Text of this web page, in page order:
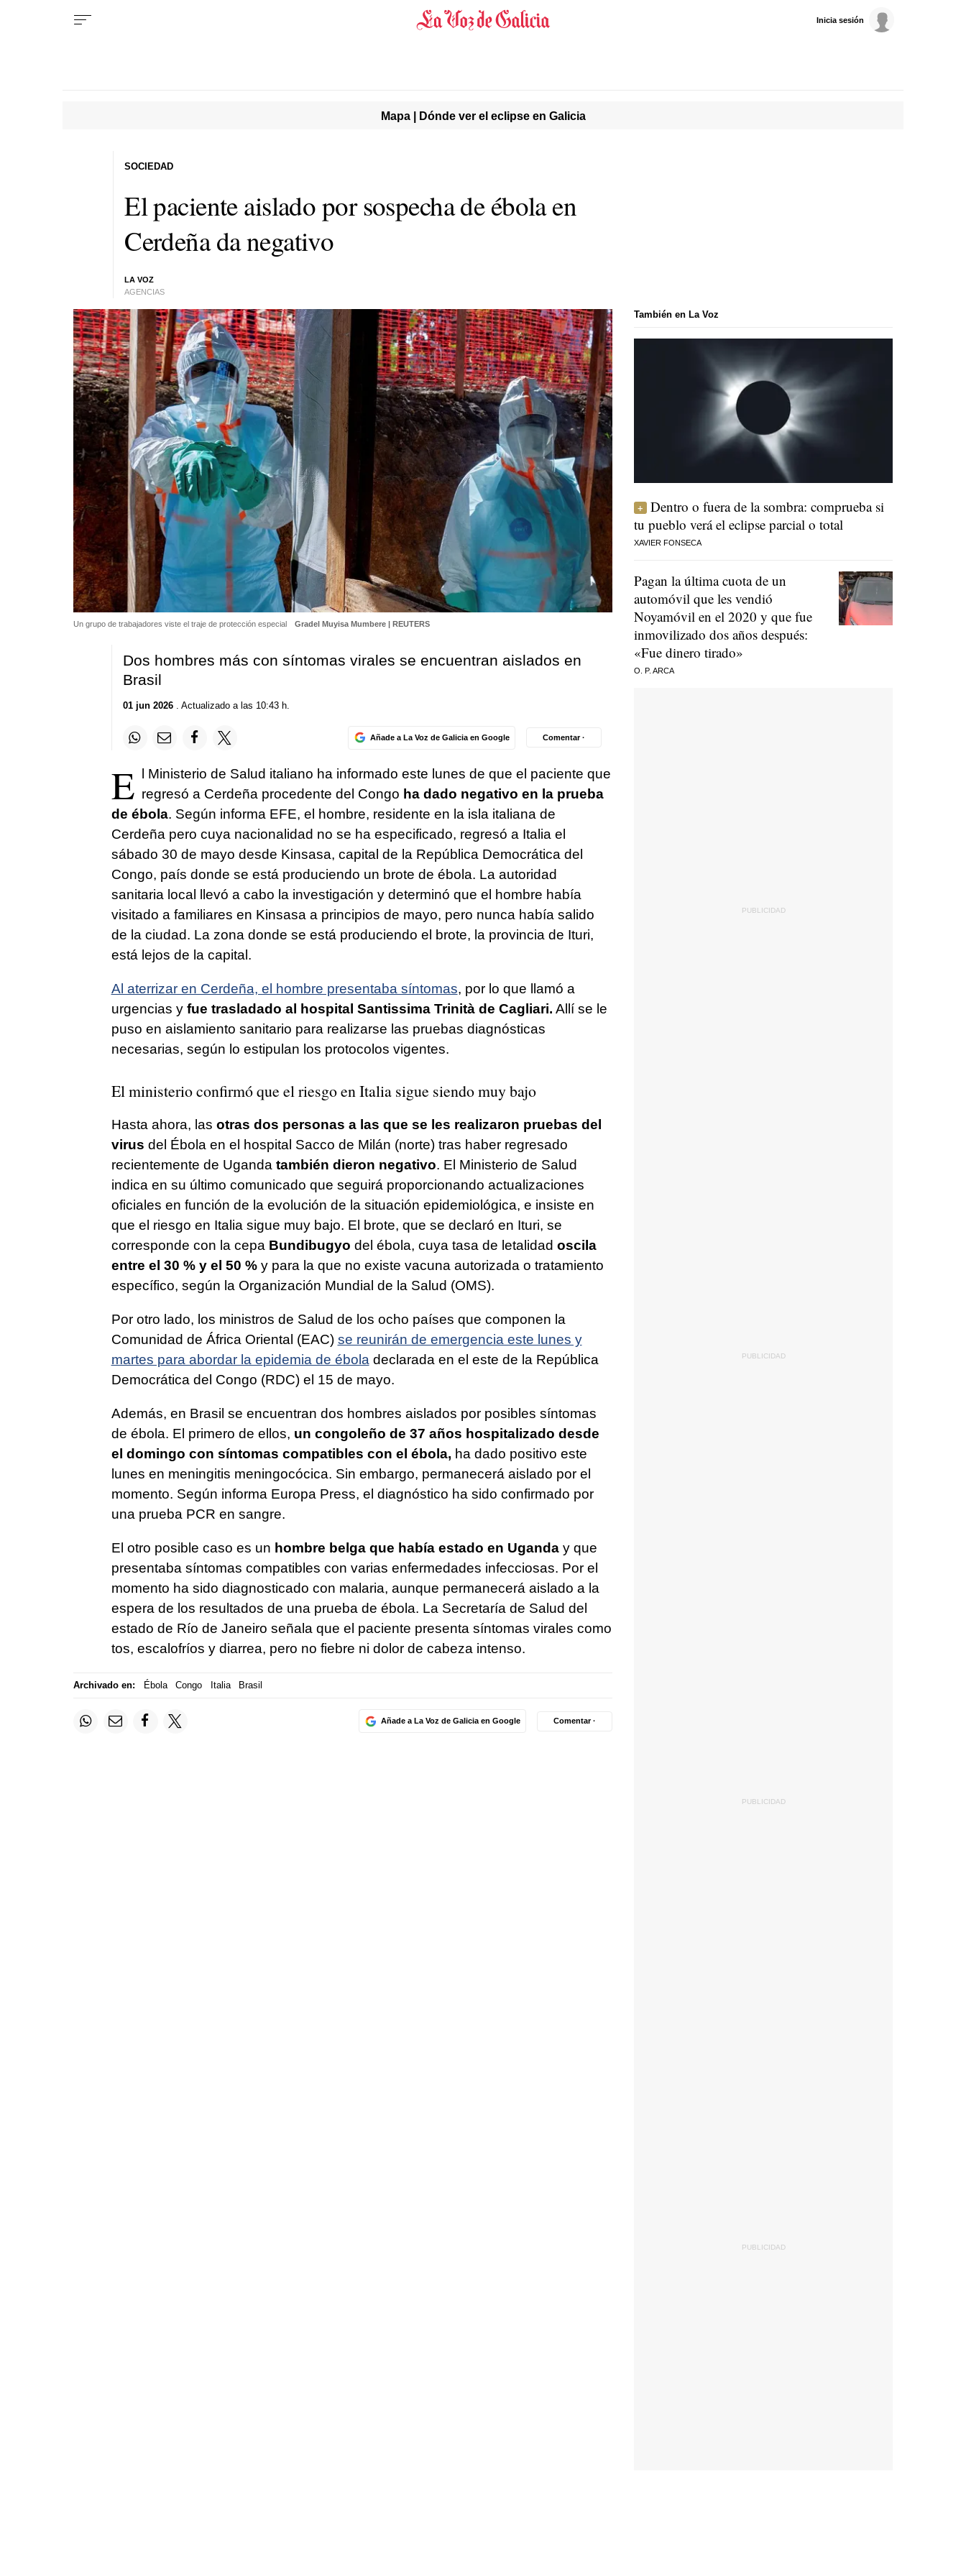
Inicia sesión
Mapa | Dónde ver el eclipse en Galicia
El paciente aislado por sospecha de ébola en
Cerdeña da negativo
LA VOZ
AGENCIAS
SOCIEDAD
Un grupo de trabajadores viste el traje de protección especial Gradel Muyisa Mumbere | REUTERS
Dos hombres más con síntomas virales se encuentran aislados en
Brasil
01 jun 2026. Actualizado a las 10:43 h.
Añade a La Voz de Galicia en Google Comentar ·
E l Ministerio de Salud italiano ha informado este lunes de que el paciente que
regresó a Cerdeña procedente del Congo ha dado negativo en la prueba
de ébola. Según informa EFE, el hombre, residente en la isla italiana de
Cerdeña pero cuya nacionalidad no se ha especificado, regresó a Italia el
sábado 30 de mayo desde Kinsasa, capital de la República Democrática del
Congo, país donde se está produciendo un brote de ébola. La autoridad
sanitaria local llevó a cabo la investigación y determinó que el hombre había
visitado a familiares en Kinsasa a principios de mayo, pero nunca había salido
de la ciudad. La zona donde se está produciendo el brote, la provincia de Ituri,
está lejos de la capital.
Al aterrizar en Cerdeña, el hombre presentaba síntomas, por lo que llamó a
urgencias y fue trasladado al hospital Santissima Trinità de Cagliari. Allí se le
puso en aislamiento sanitario para realizarse las pruebas diagnósticas
necesarias, según lo estipulan los protocolos vigentes.
El ministerio confirmó que el riesgo en Italia sigue siendo muy bajo
Hasta ahora, las otras dos personas a las que se les realizaron pruebas del
virus del Ébola en el hospital Sacco de Milán (norte) tras haber regresado
recientemente de Uganda también dieron negativo. El Ministerio de Salud
indica en su último comunicado que seguirá proporcionando actualizaciones
oficiales en función de la evolución de la situación epidemiológica, e insiste en
que el riesgo en Italia sigue muy bajo. El brote, que se declaró en Ituri, se
corresponde con la cepa Bundibugyo del ébola, cuya tasa de letalidad oscila
entre el 30 % y el 50 %y para la que no existe vacuna autorizada o tratamiento
específico, según la Organización Mundial de la Salud (OMS).
Por otro lado, los ministros de Salud de los ocho países que componen la
Comunidad de África Oriental (EAC) se reunirán de emergencia este lunes y
martes para abordar la epidemia de ébola declarada en el este de la República
Democrática del Congo (RDC) el 15 de mayo.
Además, en Brasil se encuentran dos hombres aislados por posibles síntomas
de ébola. El primero de ellos, un congoleño de 37 años hospitalizado desde
el domingo con síntomas compatibles con el ébola, ha dado positivo este
lunes en meningitis meningocócica. Sin embargo, permanecerá aislado por el
momento. Según informa Europa Press, el diagnóstico ha sido confirmado por
una prueba PCR en sangre.
El otro posible caso es un hombre belga que había estado en Uganday que
presentaba síntomas compatibles con varias enfermedades infecciosas. Por el
momento ha sido diagnosticado con malaria, aunque permanecerá aislado a la
espera de los resultados de una prueba de ébola. La Secretaría de Salud del
estado de Río de Janeiro señala que el paciente presenta síntomas virales como
tos, escalofríos y diarrea, pero no fiebre ni dolor de cabeza intenso.
Archivado en: Ébola Congo Italia Brasil
Añade a La Voz de Galicia en Google Comentar ·
También en La Voz
Dentro o fuera de la sombra: comprueba si
tu pueblo verá el eclipse parcial o total
XAVIER FONSECA
Pagan la última cuota de un
automóvil que les vendió
Noyamóvil en el 2020 y que fue
inmovilizado dos años después:
«Fue dinero tirado»
O. P. ARCA